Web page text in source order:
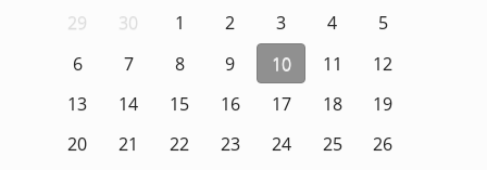
29 30 1 2 3 4
5
6
7 8 9 10 11
12
13
14 15 16 17 18
19
20
21 22 23 24 25
26